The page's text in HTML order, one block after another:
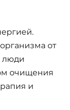
от
люди
очищения
и